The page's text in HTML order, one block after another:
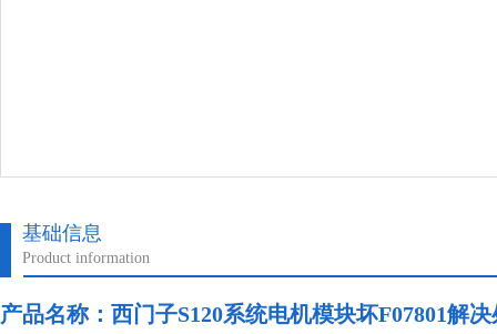
基础信息
Product information
产品名称： 西门子S120系统电机模块坏F07801解